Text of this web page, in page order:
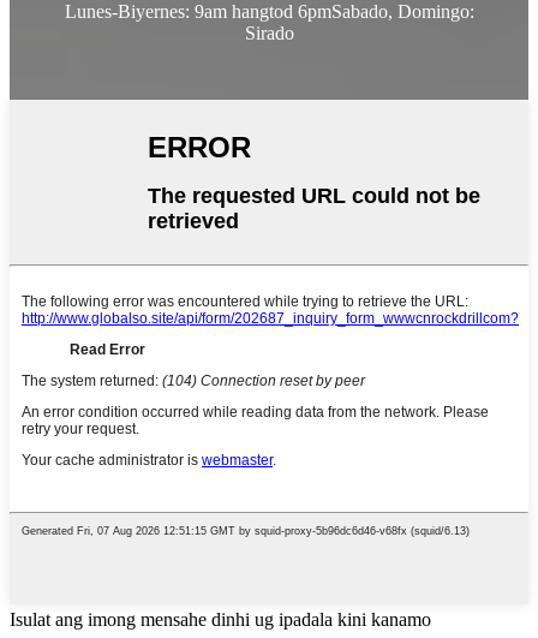
Lunes-Biyernes: 9am hangtod 6pmSabado, Domingo:
Sirado
Isulat ang imong mensahe dinhi ug ipadala kini kanamo